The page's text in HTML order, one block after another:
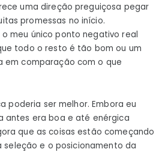
uma direção preguiçosa pegar
promessas no início.
meu único ponto negativo real
todo o resto é tão bom ou um
em comparação com o que
poderia ser melhor. Embora eu
antes era boa e até enérgica
que as coisas estão começando
seleção e o posicionamento da